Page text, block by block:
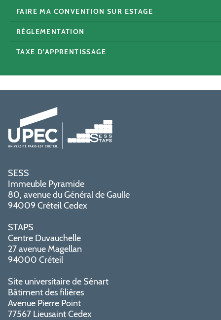
FAIRE MA CONVENTION SUR ESTAGE
RÉGLEMENTATION
TAXE D'APPRENTISSAGE
SESS
Immeuble Pyramide
80, avenue du Général de Gaulle
94009 Créteil Cedex
STAPS
Centre Duvauchelle
27 avenue Magellan
94000 Créteil
Site universitaire de Sénart
Bâtiment des filières
Avenue Pierre Point
77567 Lieusaint Cedex